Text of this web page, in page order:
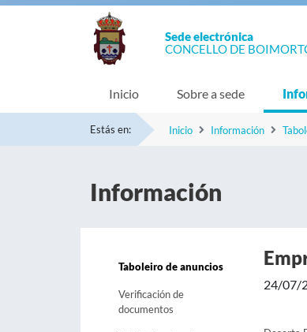
Sede electrónica
CONCELLO DE
Inicio Sobre a sede
Estás en: Inicio Información
Información
Taboleiro de anuncios
Verificación de
documentos
24/07/